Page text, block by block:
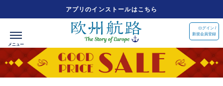
アプリのインストールはこちら
ログイン /
新規会員登録